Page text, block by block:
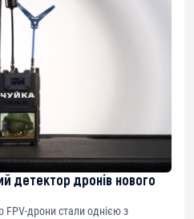
детектор дронів нового
FPV-дрони стали однією з